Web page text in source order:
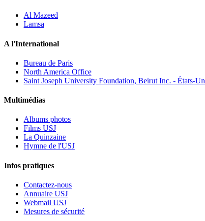
Al Mazeed
Lamsa
A l'International
Bureau de Paris
North America Office
Saint Joseph University Foundation, Beirut Inc. - États-
Multimédias
Albums photos
Films USJ
La Quinzaine
Hymne de l'USJ
Infos pratiques
Contactez-nous
Annuaire USJ
Webmail USJ
Mesures de sécurité